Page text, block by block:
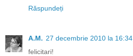
Răspundeți
A.M. 27 decembrie 2010 la 16:34
felicitari!